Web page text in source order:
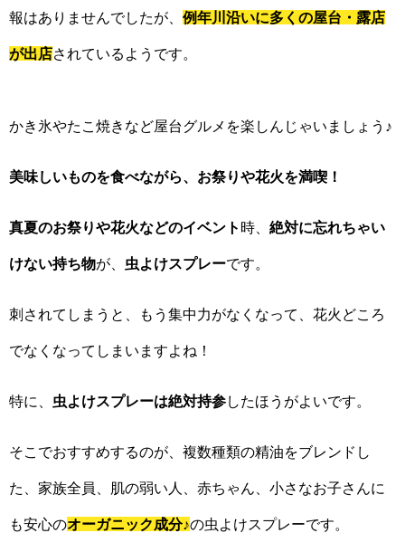
報はありませんでしたが、 例年川沿いに多くの屋台・露店
が出店されているようです。
かき氷やたこ焼きなど屋台グルメを楽しんじゃいましょう♪
美味しいものを食べながら、お祭りや花火を満喫！
真夏のお祭りや花火などのイベント 時、 絶対に忘れちゃい
けない持ち物が、 虫よけスプレーです。
刺されてしまうと、もう集中力がなくなって、花火どころ
でなくなってしまいますよね！
特に、 虫よけスプレーは絶対持参したほうがよいです。
そこでおすすめするのが、複数種類の精油をブレンドし
た、家族全員、肌の弱い人、赤ちゃん、小さなお子さんに
も安心のオーガニック成分♪の虫よけスプレーです。